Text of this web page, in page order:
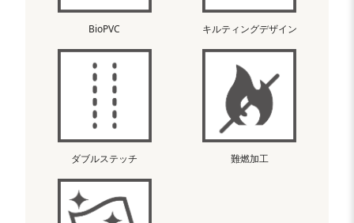
BioPVC キルティングデザイン
ダブルステッチ 難燃加工